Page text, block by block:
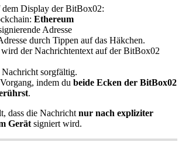
Display der BitBox02:
Ethereum
Adresse
durch Tippen auf das Häkchen.
der Nachrichtentext auf der BitBox02
sorgfältig.
indem du beide Ecken der BitBox02
.
dass die Nachricht nur nach expliziter
Gerät signiert wird.